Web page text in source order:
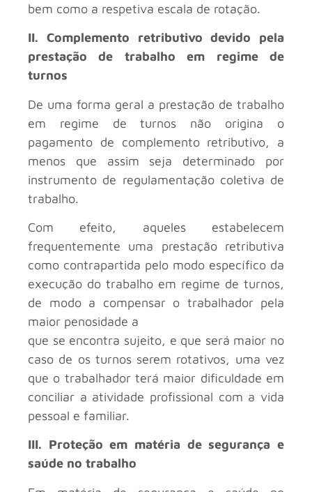
bem como a respetiva escala de rotação.
II. Complemento retributivo devido pela
prestação de trabalho em regime de
turnos
De uma forma geral a prestação de trabalho
em regime de turnos não origina o
pagamento de complemento retributivo, a
menos que assim seja determinado por
instrumento de regulamentação coletiva de
trabalho.
Com efeito, aqueles estabelecem
frequentemente uma prestação retributiva
como contrapartida pelo modo específico da
execução do trabalho em regime de turnos,
de modo a compensar o trabalhador pela
maior penosidade a
que se encontra sujeito, e que será maior no
caso de os turnos serem rotativos, uma vez
que o trabalhador terá maior dificuldade em
conciliar a atividade profissional com a vida
pessoal e familiar.
III. Proteção em matéria de segurança e
saúde no trabalho